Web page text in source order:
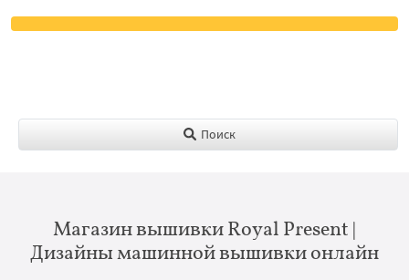
Поиск
Магазин вышивки Royal Present |
Дизайны машинной вышивки онлайн